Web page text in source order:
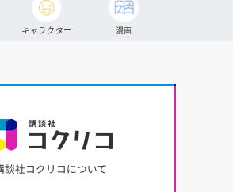
キャラクター 漫画